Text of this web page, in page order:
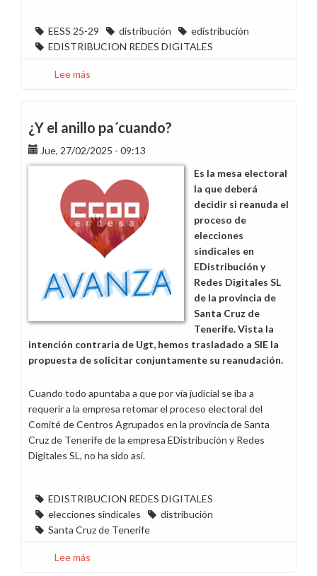
EESS 25-29 distribución
edistribución
EDISTRIBUCION REDES DIGITALES
Lee más
eleccions
d’Endesa
Distribución
Eléctrica,
S.L.
a
Figueres
i
Palafrugell
¿Y el anillo pa´cuando?
Jue, 27/02/2025 - 09:13
Es la mesa electoral
la que deberá
decidir si reanuda el
proceso de
elecciones
sindicales en
EDistribución y
Redes Digitales SL
de la provincia de
Santa Cruz de
Tenerife. Vista la
intención contraria de Ugt, hemos trasladado a SIE la
propuesta de solicitar conjuntamente su reanudación.
Cuando todo apuntaba a que por vía judicial se iba a
requerir a la empresa retomar el proceso electoral del
Comité de Centros Agrupados en la provincia de Santa
Cruz de Tenerife de la empresa EDistribución y Redes
Digitales SL, no ha sido así.
EDISTRIBUCION REDES DIGITALES
elecciones sindicales
distribución
Santa Cruz de Tenerife
Lee más